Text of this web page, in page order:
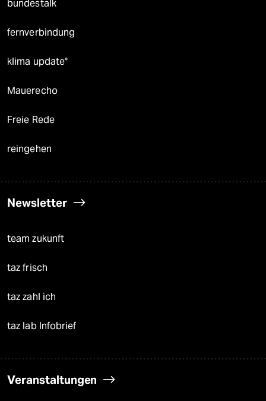
bundestalk
fernverbindung
klima update°
Mauerecho
Freie Rede
reingehen
Newsletter
team zukunft
taz frisch
taz zahl ich
taz lab Infobrief
Veranstaltungen